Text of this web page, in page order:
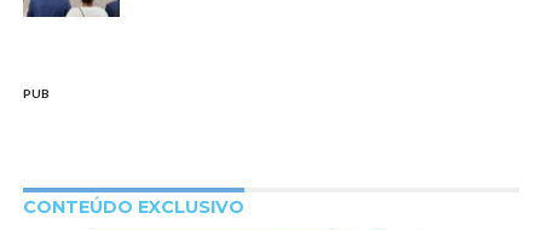
PUB
CONTEÚDO EXCLUSIVO